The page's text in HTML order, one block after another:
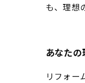
も、理想
あなた
リフォー